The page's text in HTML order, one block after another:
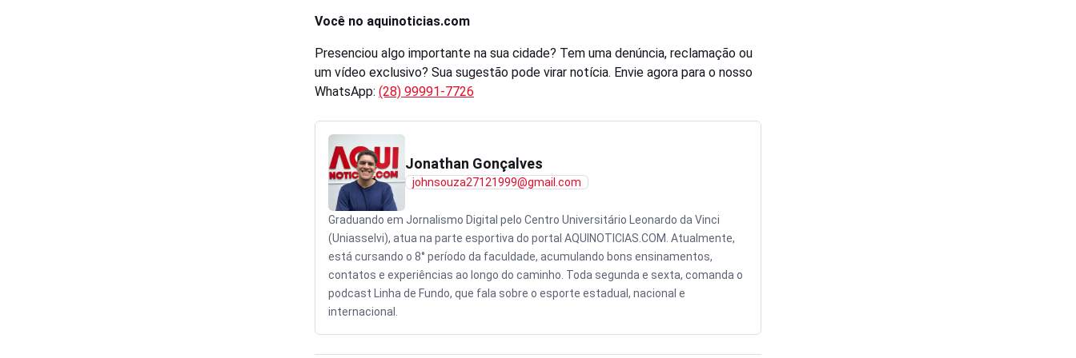
Você no aquinoticias.com
Presenciou algo importante na sua cidade? Tem uma denúncia, reclamação ou
um vídeo exclusivo? Sua sugestão pode virar notícia. Envie agora para o nosso
WhatsApp: (28) 99991-7726
Jonathan Gonçalves
johnsouza27121999@gmail.com
Graduando em Jornalismo Digital pelo Centro Universitário Leonardo da Vinci
(Uniasselvi), atua na parte esportiva do portal AQUINOTICIAS.COM. Atualmente,
está cursando o 8° período da faculdade, acumulando bons ensinamentos,
contatos e experiências ao longo do caminho. Toda segunda e sexta, comanda o
podcast Linha de Fundo, que fala sobre o esporte estadual, nacional e
internacional.